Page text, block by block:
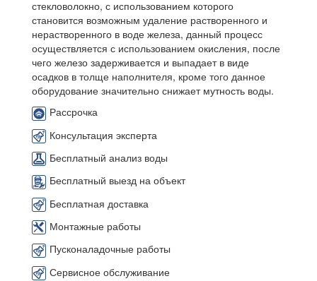
стекловолокно, с использованием которого
становится возможным удаление растворенного и
нерастворенного в воде железа, данный процесс
осуществляется с использованием окисления, после
чего железо задерживается и выпадает в виде
осадков в толще наполнителя, кроме того данное
оборудование значительно снижает мутность воды.
Рассрочка
Консультация эксперта
Бесплатный анализ воды
Бесплатный выезд на объект
Бесплатная доставка
Монтажные работы
Пусконаладочные работы
Сервисное обслуживание